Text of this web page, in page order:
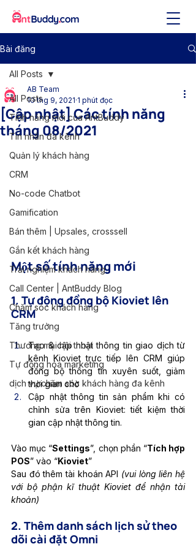
Bài đăng
All Posts
Tính năng mới của AntBuddy
Tin nhắn đa kênh
Quản lý khách hàng
CRM
No-code Chatbot
Gamification
Bán thêm | Upsales, crosssell
Gắn kết khách hàng
Trải nghiệm khách hàng
Call Center | AntBuddy Blog
Chăm sóc khách hàng
Tăng trưởng
Thương mại hội thoại
Tự động hóa marketing
dịch vụ chăm sóc khách hàng đa kênh
All Posts
[Cập nhật] Các tính năng
tháng 08/2021
AB Team
10 thg 9, 2021 1 phút đọc
Một số tính năng mới
1. Tự động đồng bộ Kioviet lên
CRM
Tạo & cập nhật thông tin giao dịch từ
kênh Kioviet trực tiếp lên CRM giúp
đồng bộ thông tin xuyên suốt, giảm
thời gian chờ
Cập nhật thông tin sản phẩm khi có
chỉnh sửa trên Kioviet: tiết kiệm thời
gian cập nhật thông tin.
Vào mục “Settings”, chọn phần “Tích hợp
POS” vào “Kioviet”
Sau đó thêm tài khoán API (vui lòng liên hệ
với bộ phận kĩ thuật Kioviet để nhận tài
khoản)
2. Thêm danh sách lịch sử theo
dõi cài đặt Omni